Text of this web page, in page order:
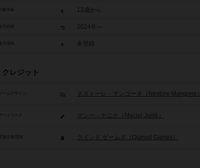
12歳から
2024年～
参考価格 未登録
クレジット
ゲームデザイン ネストーレ・マンゴーネ（Nestore Mangone）
アートワーク マシー・ヤニク（Maciej Janik）
クインド ゲームズ（Quined Games）